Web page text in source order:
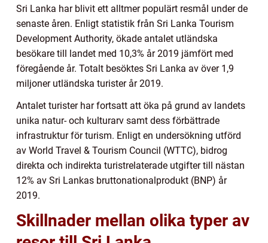
Sri Lanka har blivit ett alltmer populärt resmål under de
senaste åren. Enligt statistik från Sri Lanka Tourism
Development Authority, ökade antalet utländska
besökare till landet med 10,3% år 2019 jämfört med
föregående år. Totalt besöktes Sri Lanka av över 1,9
miljoner utländska turister år 2019.
Antalet turister har fortsatt att öka på grund av landets
unika natur- och kulturarv samt dess förbättrade
infrastruktur för turism. Enligt en undersökning utförd
av World Travel & Tourism Council (WTTC), bidrog
direkta och indirekta turistrelaterade utgifter till nästan
12% av Sri Lankas bruttonationalprodukt (BNP) år
2019.
Skillnader mellan olika typer av